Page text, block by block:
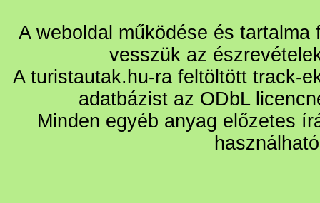
A weboldal működése és
vesszük az
A turistautak.hu-ra feltöltött track-
adatbázist az ODbL
Minden egyéb anyag előzetes